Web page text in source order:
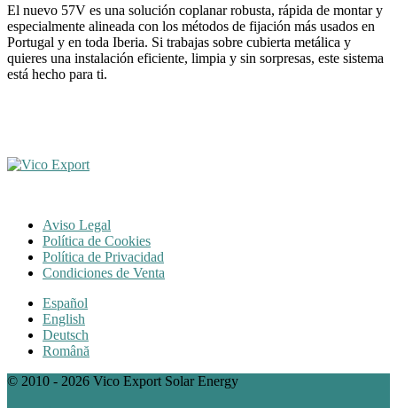
El nuevo 57V es una solución coplanar robusta, rápida de montar y
especialmente alineada con los métodos de fijación más usados en
Portugal y en toda Iberia. Si trabajas sobre cubierta metálica y
quieres una instalación eficiente, limpia y sin sorpresas, este sistema
está hecho para ti.
Aviso Legal
Política de Cookies
Política de Privacidad
Condiciones de Venta
Español
English
Deutsch
Română
© 2010 - 2026 Vico Export Solar Energy